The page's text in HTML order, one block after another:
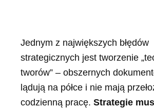
Jednym z największych błędów
strategicznych jest tworzenie
tworów” – obszernych
lądują na półce i nie mają
codzienną pracę. Strategie